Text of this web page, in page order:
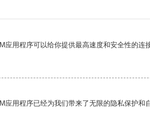
应用程序可以给你提供最高速度和安全性的连
应用程序已经为我们带来了无限的隐私保护和自